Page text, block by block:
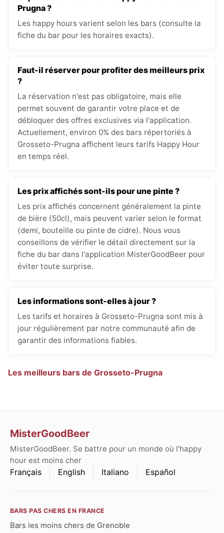
Prugna ?
Les happy hours varient selon les bars (consulte la
fiche du bar pour les horaires exacts).
Faut-il réserver pour profiter des meilleurs prix
?
La réservation n'est pas obligatoire, mais elle
permet souvent de garantir votre place et de
débloquer des offres exclusives via l'application.
Actuellement, environ 0% des bars répertoriés à
Grosseto-Prugna affichent leurs tarifs Happy Hour
en temps réel.
Les prix affichés sont-ils pour une pinte ?
Les prix affichés concernent généralement la pinte
de bière (50cl), mais peuvent varier selon le format
(demi, bouteille ou pinte de cidre). Nous vous
conseillons de vérifier le détail directement sur la
fiche du bar dans l'application MisterGoodBeer pour
éviter toute surprise.
Les informations sont-elles à jour ?
Les tarifs et horaires à Grosseto-Prugna sont mis à
jour régulièrement par notre communauté afin de
garantir des informations fiables.
Les meilleurs bars de Grosseto-Prugna
MisterGoodBeer
MisterGoodBeer. Se battre pour un monde où l'happy
hour est moins cher
Français English Italiano Español
BARS PAS CHERS EN FRANCE
Bars les moins chers de Grenoble